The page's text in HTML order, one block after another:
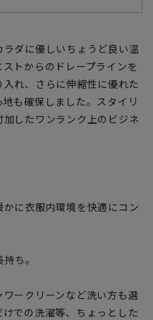
ダに優しいちょうど良い温
トからのドレープラインを
れ、さらに伸縮性に優れた
も確保しました。スタイリ
したワンランク上のビジネ
に衣服内環境を快適にコン
ち。
ークリーンなど洗い方も選
での洗濯等、ちょっとした